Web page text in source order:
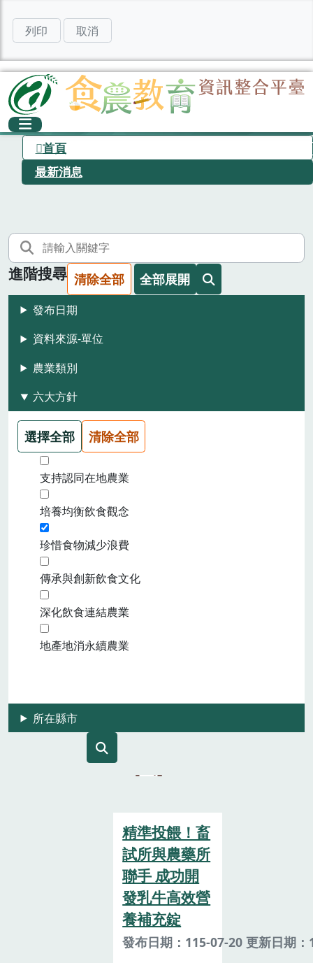
列印 取消
首頁
最新消息
進階搜尋 清除全部 全部展開
發布日期
資料來源-單位
農業類別
六大方針
選擇全部 清除全部
支持認同在地農業
培養均衡飲食觀念
珍惜食物減少浪費
傳承與創新飲食文化
深化飲食連結農業
地產地消永續農業
所在縣市
精準投餵！畜
試所與農藥所
聯手 成功開
發乳牛高效營
養補充錠
發布日期：115-07-20 更新日期